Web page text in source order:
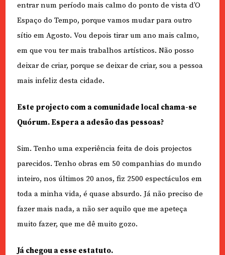
entrar num período mais calmo do ponto de vista d’O
Espaço do Tempo, porque vamos mudar para outro
sítio em Agosto. Vou depois tirar um ano mais calmo,
em que vou ter mais trabalhos artísticos. Não posso
deixar de criar, porque se deixar de criar, sou a pessoa
mais infeliz desta cidade.
Este projecto com a comunidade local chama-se
Quórum. Espera a adesão das pessoas?
Sim. Tenho uma experiência feita de dois projectos
parecidos. Tenho obras em 50 companhias do mundo
inteiro, nos últimos 20 anos, fiz 2500 espectáculos em
toda a minha vida, é quase absurdo. Já não preciso de
fazer mais nada, a não ser aquilo que me apeteça
muito fazer, que me dê muito gozo.
Já chegou a esse estatuto.